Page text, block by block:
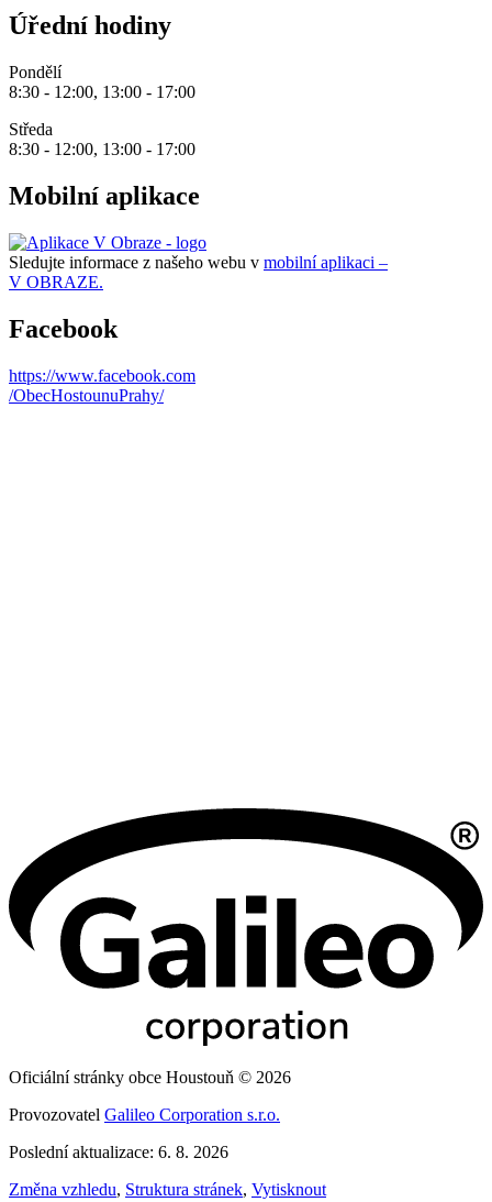
Úřední hodiny
Pondělí
8:30 - 12:00, 13:00 - 17:00
Středa
8:30 - 12:00, 13:00 - 17:00
Mobilní aplikace
Sledujte informace z našeho webu v mobilní aplikaci –
V OBRAZE.
Facebook
https://www.facebook.com
/ObecHostounuPrahy/
Oficiální stránky obce Houstouň © 2026
Provozovatel Galileo Corporation s.r.o.
Poslední aktualizace: 6. 8. 2026
Změna vzhledu, Struktura stránek, Vytisknout